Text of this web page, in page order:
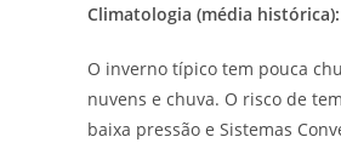
Climatologia (média histórica):
O inverno típico tem pouca
nuvens e chuva. O risco de
baixa pressão e Sistemas